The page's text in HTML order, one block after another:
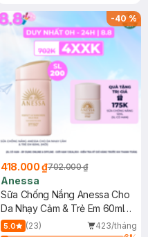
-40%
418.000 ₫702.000 ₫
Anessa
Sữa Chống Nắng Anessa Cho
Da Nhạy Cảm & Trẻ Em 60ml
(Mới)
5.0 (23)
423/tháng